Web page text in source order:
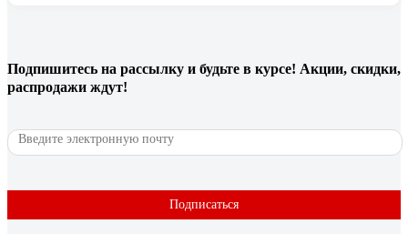
Подпишитесь на рассылку и будьте в курсе! Акции, скидки,
распродажи ждут!
Подписаться